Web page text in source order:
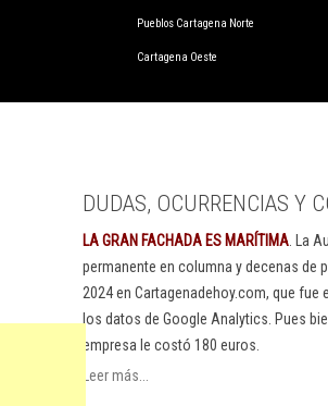
Pueblos Cartagena Norte
Cartagena Oeste
DUDAS, OCURRENCIAS Y
LA GRAN FACHADA ES MARÍTIMA . La
permanente en columna y decenas
2024 en Cartagenadehoy.com, que
los datos de Google Analytics. Pues
empresa le costó 180 euros.
Leer más...